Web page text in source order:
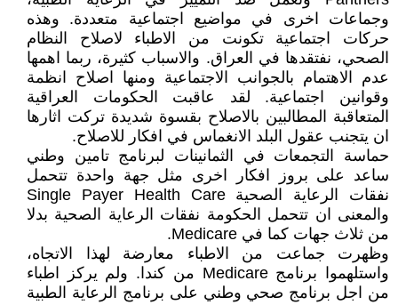
وجماعات اخرى في مواضيع اجتماعية متعددة. وهذه
حركات اجتماعية تكونت من الاطباء لاصلاح النظام
الصحي، نفتقدها في العراق. والاسباب كثيرة، ربما اهمها
عدم الاهتمام بالجوانب الاجتماعية ومنها اصلاح انظمة
وقوانين اجتماعية. لقد عاقبت الحكومات العراقية
المتعاقبة المطالبين بالاصلاح بقسوة شديدة تركت اثارها
ان يتجنب عقول البلد الانغماس في افكار للاصلاح.
حماسة التجمعات في الثمانينات لبرنامج تامين وطني
ساعد على بروز افكار اخرى مثل جهة واحدة تتحمل
نفقات الرعاية الصحية Single Payer Health Care
والمعنى ان تتحمل الحكومة نفقات الرعاية الصحية بدلا
من ثلاث جهات كما في Medicare.
وظهرت جماعت من الاطباء معارضة لهذا الاتجاه،
واستلهموا برنامج Medicare من كندا. ولم يركز اطباء
من اجل برنامج صحي وطني على برنامج الرعاية الطبية